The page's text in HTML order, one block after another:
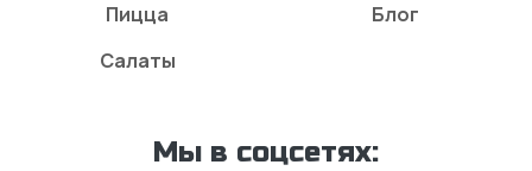
Пицца
Салаты
Блог
Мы в соцсетях: